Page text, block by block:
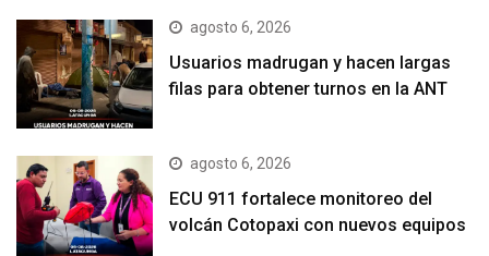
agosto 6, 2026
Usuarios madrugan y hacen largas
filas para obtener turnos en la ANT
agosto 6, 2026
ECU 911 fortalece monitoreo del
volcán Cotopaxi con nuevos equipos